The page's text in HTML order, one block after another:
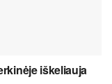
iškeliauja